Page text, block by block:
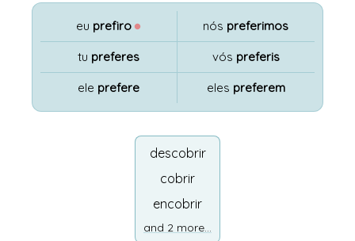
eu prefiro ●
tu preferes
ele prefere
nós preferimos
vós preferis
eles preferem
descobrir
cobrir
encobrir
and 2 more...